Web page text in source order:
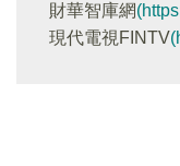
財華智庫網
現代電視FINTV